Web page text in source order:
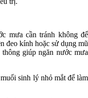
mưa cần tránh không để
đeo kính hoặc sử dụng mũ
giúp ngăn nước mưa
sinh lý nhỏ mắt để làm